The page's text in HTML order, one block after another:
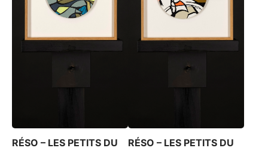
RÉSO – LES PETITS DU
RÉSO – LES PETITS DU